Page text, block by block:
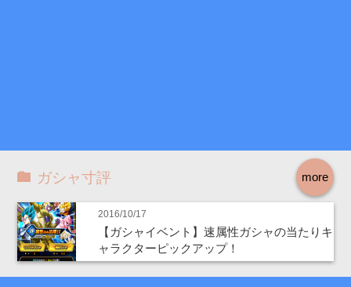
more
ガシャ寸評
2016/10/17
【ガシャイベント】速属性ガシャの当たりキ
ャラクターピックアップ！